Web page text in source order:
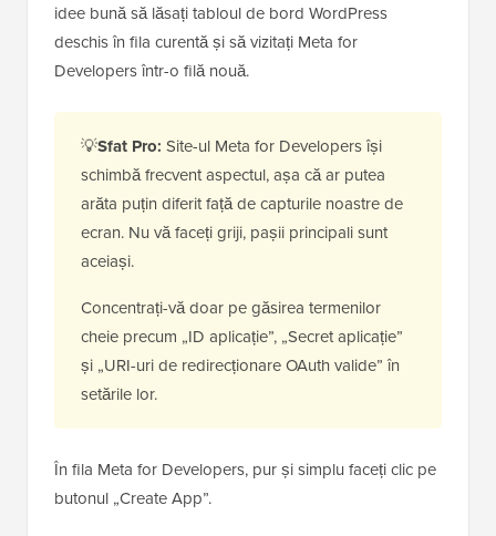
idee bună să lăsați tabloul de bord WordPress
deschis în fila curentă și să vizitați Meta for
Developers într-o filă nouă.
💡Sfat Pro: Site-ul Meta for Developers își
schimbă frecvent aspectul, așa că ar putea
arăta puțin diferit față de capturile noastre de
ecran. Nu vă faceți griji, pașii principali sunt
aceiași.
Concentrați-vă doar pe găsirea termenilor
cheie precum „ID aplicație”, „Secret aplicație”
și „URI-uri de redirecționare OAuth valide” în
setările lor.
În fila Meta for Developers, pur și simplu faceți clic pe
butonul „Create App”.